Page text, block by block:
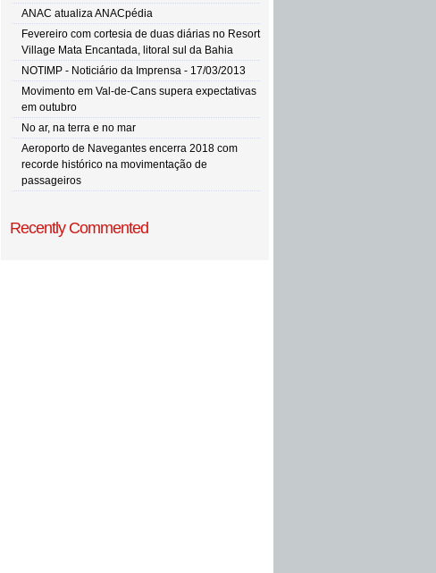
ANAC atualiza ANACpédia
Fevereiro com cortesia de duas diárias no Resort
Village Mata Encantada, litoral sul da Bahia
NOTIMP - Noticiário da Imprensa - 17/03/2013
Movimento em Val-de-Cans supera expectativas
em outubro
No ar, na terra e no mar
Aeroporto de Navegantes encerra 2018 com
recorde histórico na movimentação de
passageiros
Recently Commented